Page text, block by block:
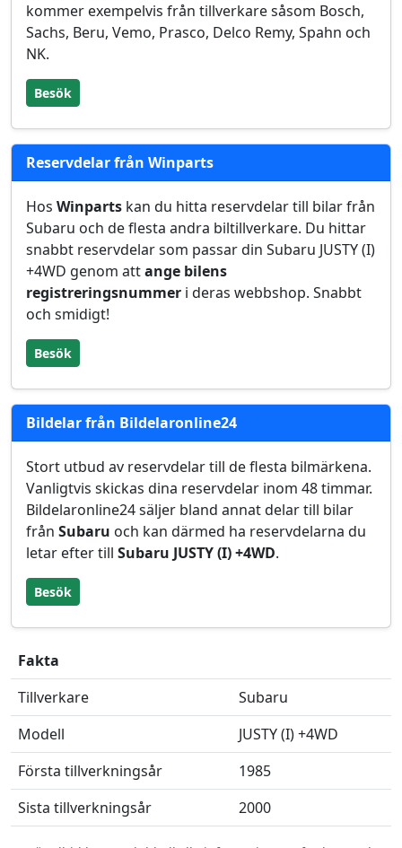
kommer exempelvis från tillverkare såsom Bosch,
Sachs, Beru, Vemo, Prasco, Delco Remy, Spahn och
NK.
Besök
Reservdelar från Winparts
Hos Winparts kan du hitta reservdelar till bilar från
Subaru och de flesta andra biltillverkare. Du hittar
snabbt reservdelar som passar din Subaru JUSTY (I)
+4WD genom attange bilens
registreringsnummer i deras webbshop. Snabbt
och smidigt!
Besök
Bildelar från Bildelaronline24
Stort utbud av reservdelar till de flesta bilmärkena.
Vanligtvis skickas dina reservdelar inom 48 timmar.
Bildelaronline24 säljer bland annat delar till bilar
från Subaru och kan därmed ha reservdelarna du
letar efter till Subaru JUSTY (I) +4WD.
Besök
Fakta
Tillverkare
Subaru
Modell
JUSTY (I) +4WD
Första tillverkningsår
1985
Sista tillverkningsår
2000